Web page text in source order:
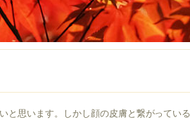
と思います。しかし顔の皮膚と繋がってい